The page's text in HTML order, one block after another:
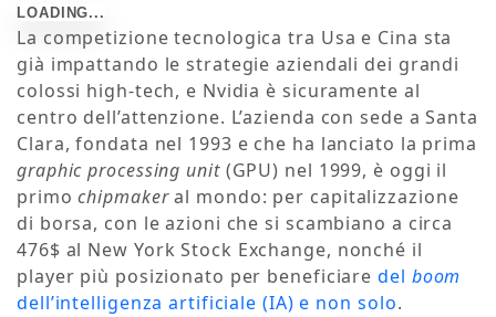
La competizione tecnologica tra Usa e Cina sta
già impattando le strategie aziendali dei grandi
colossi high-tech, e Nvidia è sicuramente al
centro dell’attenzione. L’azienda con sede a Santa
Clara, fondata nel 1993 e che ha lanciato la prima
graphic processing unit (GPU) nel 1999, è oggi il
primochipmakeral mondo: per capitalizzazione
di borsa, con le azioni che si scambiano a circa
476$ al New York Stock Exchange, nonché il
player più posizionato per beneficiaredel boom
dell’intelligenza artificiale (IA) e non solo.